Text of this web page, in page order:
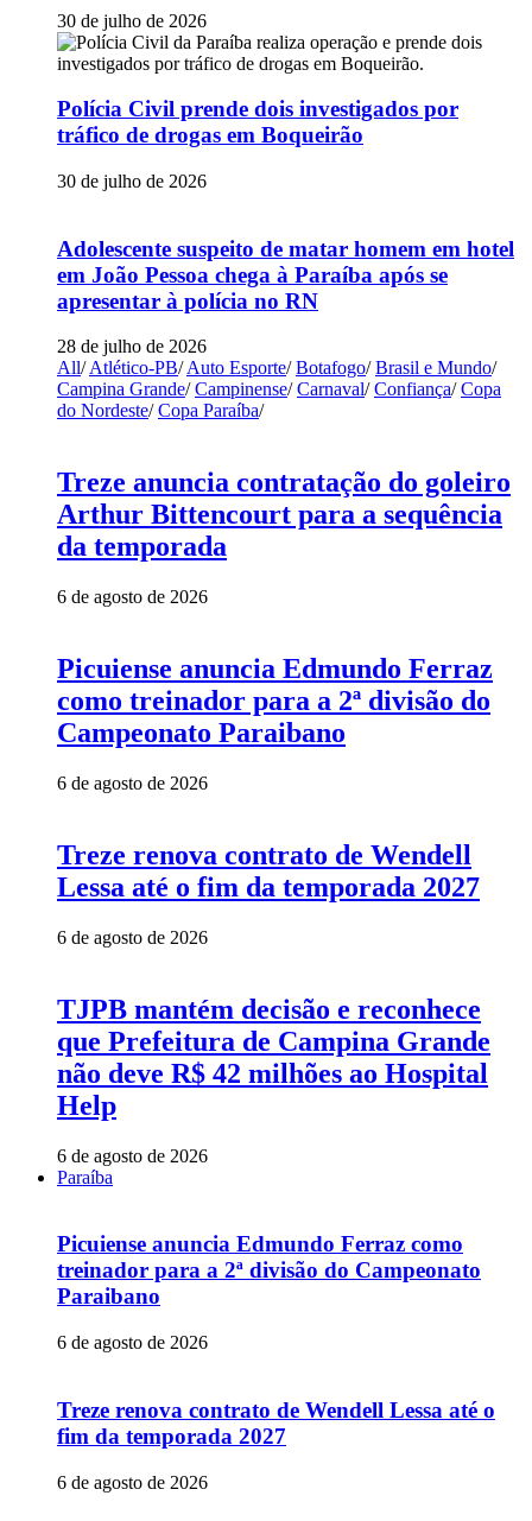
30 de julho de 2026
Polícia Civil prende dois investigados por
tráfico de drogas em Boqueirão
30 de julho de 2026
Adolescente suspeito de matar homem em hotel
em João Pessoa chega à Paraíba após se
apresentar à polícia no RN
28 de julho de 2026
All/ Atlético-PB/ Auto Esporte/ Botafogo/ Brasil e Mundo/
Campina Grande/ Campinense/ Carnaval/ Confiança/ Copa
do Nordeste/ Copa Paraíba/
Treze anuncia contratação do goleiro
Arthur Bittencourt para a sequência
da temporada
6 de agosto de 2026
Picuiense anuncia Edmundo Ferraz
como treinador para a 2ª divisão do
Campeonato Paraibano
6 de agosto de 2026
Treze renova contrato de Wendell
Lessa até o fim da temporada 2027
6 de agosto de 2026
TJPB mantém decisão e reconhece
que Prefeitura de Campina Grande
não deve R$ 42 milhões ao Hospital
Help
6 de agosto de 2026
Paraíba
Picuiense anuncia Edmundo Ferraz como
treinador para a 2ª divisão do Campeonato
Paraibano
6 de agosto de 2026
Treze renova contrato de Wendell Lessa até o
fim da temporada 2027
6 de agosto de 2026